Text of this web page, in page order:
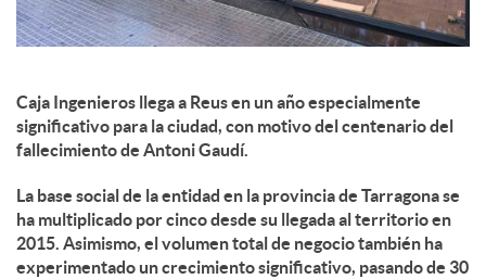
Caja Ingenieros llega a Reus en un año especialmente
significativo para la ciudad, con motivo del centenario del
fallecimiento de Antoni Gaudí.
La base social de la entidad en la provincia de Tarragona se
ha multiplicado por cinco desde su llegada al territorio en
2015. Asimismo, el volumen total de negocio también ha
experimentado un crecimiento significativo, pasando de 30